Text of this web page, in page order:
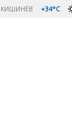
КИШИНЁВ +34°C